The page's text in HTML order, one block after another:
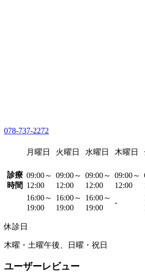
078-737-2272
月曜日 火曜日 水曜日 木曜日
診療
時間
09:00～
12:00
09:00～
12:00
09:00～
12:00
09:00～
12:00
16:00～
19:00
16:00～
19:00
16:00～
19:00
-
休診日
木曜・土曜午後、日曜・祝日
ユーザーレビュー